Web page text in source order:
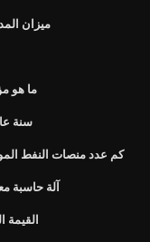
ميزان
ما هو
30 سنة
كم عدد منصات النفط
آلة حاسبة
القيمة